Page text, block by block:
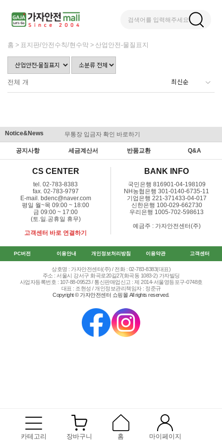
검색어를 입력해주세요
카테고리 장바구니 홈 마이페이지
홈 표지판/안전수칙/현수막 산업안전-물질표지
전체 개
Notice&News 무통장 입금자 확인 바로하기
공지사항 세금계산서 반품교환 Q&A
CS CENTER
tel. 02-783-8383
fax. 02-783-9797
E-mail. bdenc@naver.com
평일 월~목 09:00 ~ 18:00
금 09:00 ~ 17:00
(토.일.공휴일 휴무)
고객센터 바로 연결하기
BANK INFO
국민은행 816901-04-198109
NH농협은행 301-0140-6735-11
기업은행 221-371433-04-017
신한은행 100-029-662730
우리은행 1005-702-598613
예금주 : 가자안전센터(주)
PC버전 이용안내 개인정보처리방침 이용약관 고객센터
상호명 : 가자안전센터(주) / 전화 : 02-783-8383(대표)
주소 : 서울시 강서구 화곡로20길27(화곡동 1083-2) 가자빌딩
사업자등록번호 : 107-88-09523 / 통신판매업신고 : 제 2014-서울영등포구-0748호
대표 : 조현성 / 개인정보관리책임자 : 정준규
Copyright © 가자안전센터 쇼핑몰 All rights reserved.